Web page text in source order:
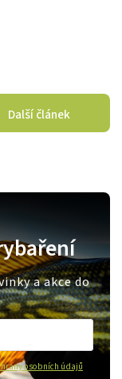
Další článek
a akce do
osobních údajů